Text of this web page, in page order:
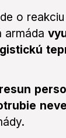
o
armáda